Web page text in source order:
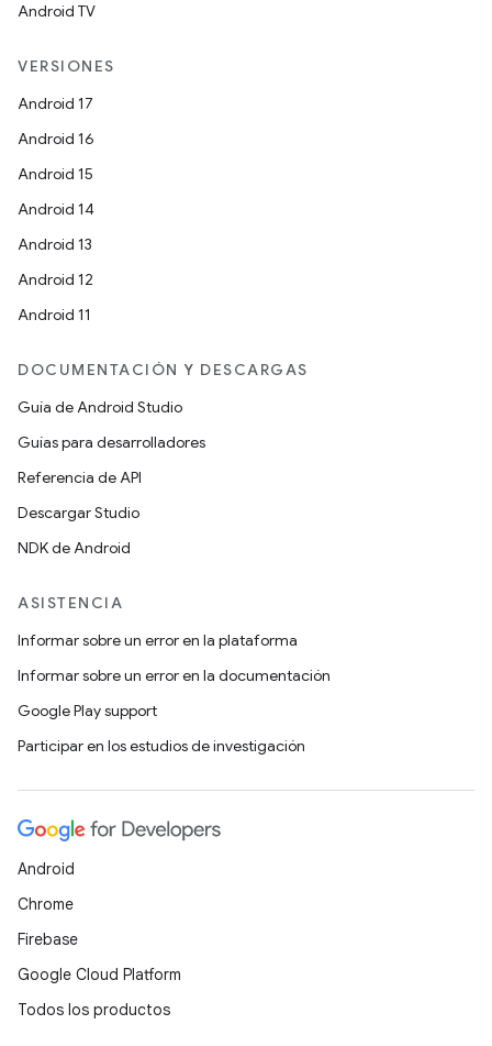
Android TV
VERSIONES
Android 17
Android 16
Android 15
Android 14
Android 13
Android 12
Android 11
DOCUMENTACIÓN Y DESCARGAS
Guía de Android Studio
Guías para desarrolladores
Referencia de API
Descargar Studio
NDK de Android
ASISTENCIA
Informar sobre un error en la plataforma
Informar sobre un error en la documentación
Google Play support
Participar en los estudios de investigación
Android
Chrome
Firebase
Google Cloud Platform
Todos los productos